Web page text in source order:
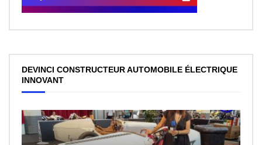
DEVINCI CONSTRUCTEUR AUTOMOBILE ÉLECTRIQUE
INNOVANT